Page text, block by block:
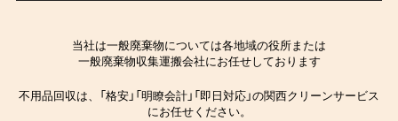
当社は一般廃棄物については各地域の役所または
一般廃棄物収集運搬会社にお任せしております
不用品回収は、「格安」「明瞭会計」「即日対応」の関西クリーンサービス
にお任せください。